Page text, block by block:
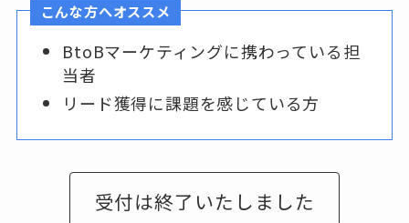
こんな方へオススメ
BtoBマーケティングに携わっている担
当者
リード獲得に課題を感じている方